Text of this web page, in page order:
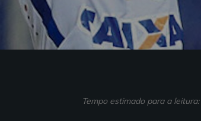
Tempo estimado para a